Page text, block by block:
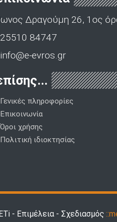
Δραγούμη 26, 1ος
25510 84747
info@e-evros.gr
Γενικές πληροφορίες
Επικοινωνία
Όροι χρήσης
Πολιτική ιδιοκτησίας
- Επιμέλεια - Σχεδιασμός